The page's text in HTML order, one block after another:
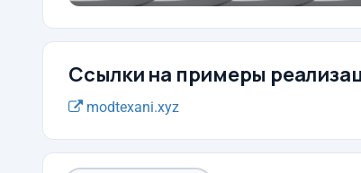
Ссылки на примеры
modtexani.xyz